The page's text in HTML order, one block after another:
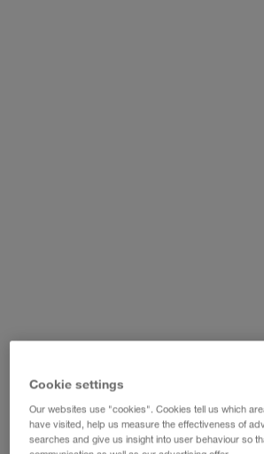
Cookie settings
Our websites use "cookies". Cookies tell us which
have visited, help us measure the effectiveness of
searches and give us insight into user behaviour so